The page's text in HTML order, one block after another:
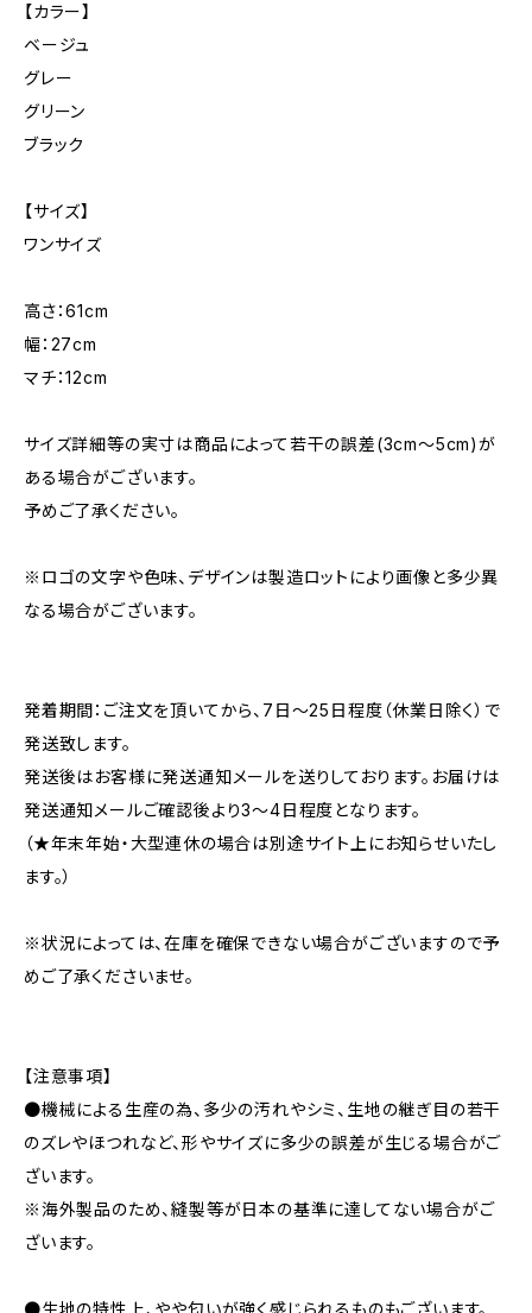
【カラー】
ベージュ
グレー
グリーン
ブラック
【サイズ】
ワンサイズ
高さ：61cm
幅：27cm
マチ：12cm
サイズ詳細等の実寸は商品によって若干の誤差(3cm～5cm)が
ある場合がございます。
予めご了承ください。
※ロゴの文字や色味、デザインは製造ロットにより画像と多少異
なる場合がございます。
発着期間：ご注文を頂いてから、7日～25日程度（休業日除く）で
発送致します。
発送後はお客様に発送通知メールを送りしております。お届けは
発送通知メールご確認後より3～4日程度となります。
（★年末年始・大型連休の場合は別途サイト上にお知らせいたし
ます。）
※状況によっては、在庫を確保できない場合がございますので予
めご了承くださいませ。
【注意事項】
●機械による生産の為、多少の汚れやシミ、生地の継ぎ目の若干
のズレやほつれなど、形やサイズに多少の誤差が生じる場合がご
ざいます。
※海外製品のため、縫製等が日本の基準に達してない場合がご
ざいます。
●生地の特性上、やや匂いが強く感じられるものもございます。